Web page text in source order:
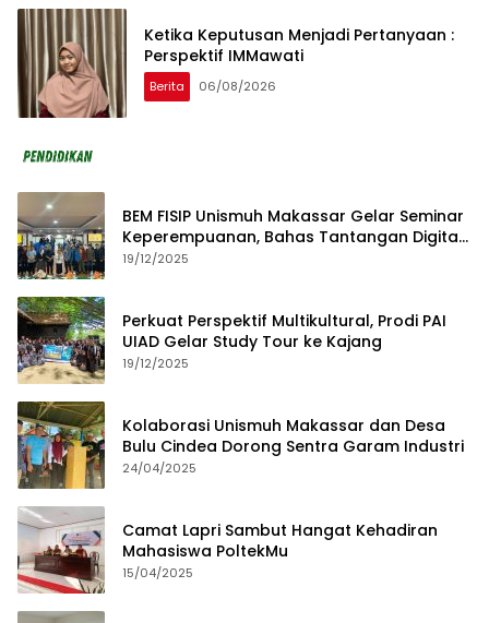
Ketika Keputusan Menjadi Pertanyaan :
Perspektif IMMawati
Berita 06/08/2026
BEM FISIP Unismuh Makassar Gelar Seminar
Keperempuanan, Bahas Tantangan Digital
dan Budaya Lokal
19/12/2025
Perkuat Perspektif Multikultural, Prodi PAI
UIAD Gelar Study Tour ke Kajang
19/12/2025
Kolaborasi Unismuh Makassar dan Desa
Bulu Cindea Dorong Sentra Garam Industri
24/04/2025
Camat Lapri Sambut Hangat Kehadiran
Mahasiswa PoltekMu
15/04/2025